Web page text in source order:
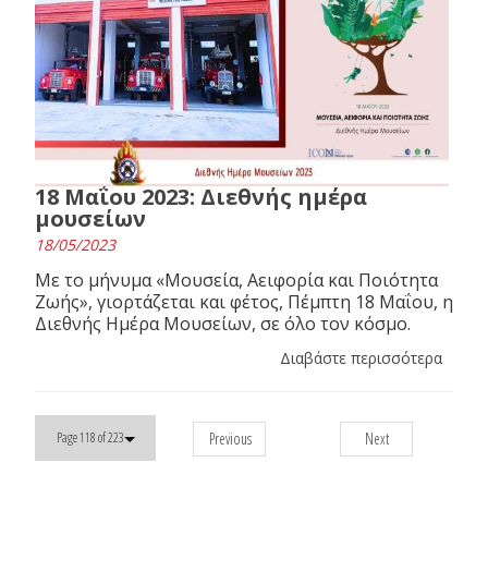
18 Μαΐου 2023: Διεθνής ημέρα
μουσείων
18/05/2023
Με το μήνυμα «Μουσεία, Αειφορία και Ποιότητα
Ζωής», γιορτάζεται και φέτος, Πέμπτη 18 Μαΐου, η
Διεθνής Ημέρα Μουσείων, σε όλο τον κόσμο.
Διαβάστε περισσότερα
Page 118 of 223 Previous Next